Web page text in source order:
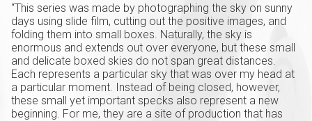
“This series was made by photographing the sky on sunny
days using slide film, cutting out the positive images, and
folding them into small boxes. Naturally, the sky is
enormous and extends out over everyone, but these small
and delicate boxed skies do not span great distances.
Each represents a particular sky that was over my head at
a particular moment. Instead of being closed, however,
these small yet important specks also represent a new
beginning. For me, they are a site of production that has